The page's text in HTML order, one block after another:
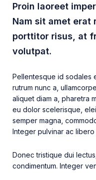
Proin laoreet
Nam sit amet erat
porttitor risus, at
volutpat.
Pellentesque id sodales
rutrum nunc a,
aliquet diam a, pharetra
eu dolor scelerisque,
semper magna,
Integer pulvinar ac
Donec tristique dui
condimentum. Integer